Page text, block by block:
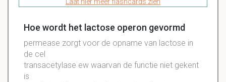
Laat hier meer flashcards zien
Hoe wordt het lactose operon gevormd
permease zorgt voor de opname van lactose in
de cel
transacetylase ew waarvan de functie niet gekent
is